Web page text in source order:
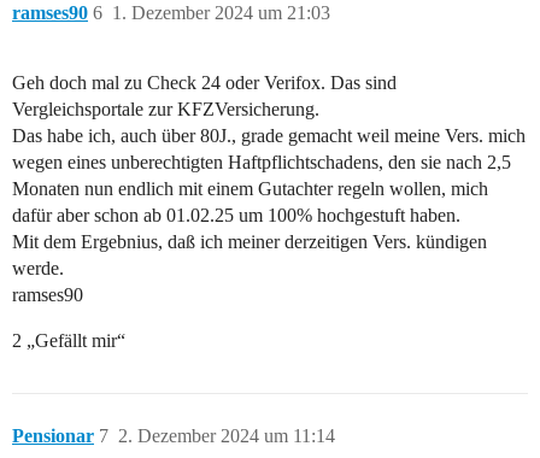
ramses90 1. Dezember 2024 um 21:03
6
Geh doch mal zu Check 24 oder Verifox. Das sind
Vergleichsportale zur KFZVersicherung.
Das habe ich, auch über 80J., grade gemacht weil meine Vers. mich
wegen eines unberechtigten Haftpflichtschadens, den sie nach 2,5
Monaten nun endlich mit einem Gutachter regeln wollen, mich
dafür aber schon ab 01.02.25 um 100% hochgestuft haben.
Mit dem Ergebnius, daß ich meiner derzeitigen Vers. kündigen
werde.
ramses90
2 „Gefällt mir“
Pensionar 2. Dezember 2024 um 11:14
7